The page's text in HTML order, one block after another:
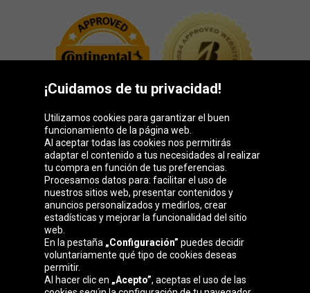
Grupo Oponeo
Belgique
republika
France Italia Magyarország Nederland
¡Cuidamos de tu privacidad!
Utilizamos cookies para garantizar el buen
funcionamiento de la página web.
Al aceptar todas las cookies nos permitirás
adaptar el contenido a tus necesidades al realizar
tu compra en función de tus preferencias.
Procesamos datos para: facilitar el uso de
nuestros sitios web, presentar contenidos y
anuncios personalizados y medirlos, crear
estadísticas y mejorar la funcionalidad del sitio
web.
En la pestaña „Configuración” puedes decidir
voluntariamente qué tipo de cookies deseas
permitir.
Al hacer clic en „Acepto”, aceptas el uso de las